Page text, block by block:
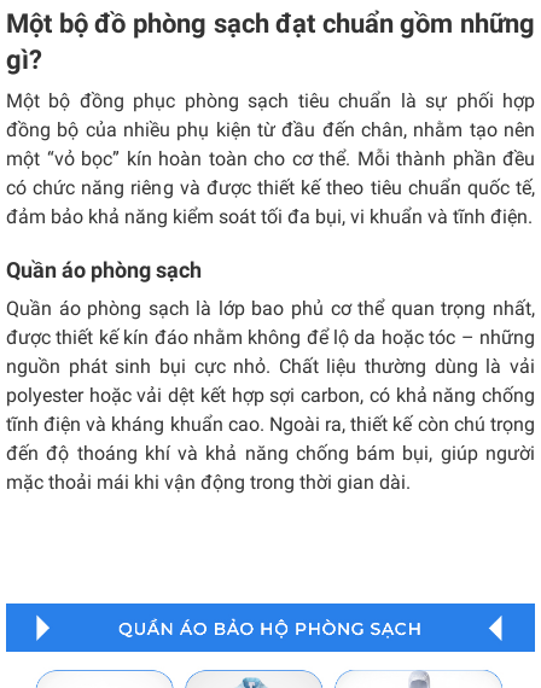
Một bộ đồ phòng sạch đạt chuẩn gồm những
gì?
Một bộ đồng phục phòng sạch tiêu chuẩn là sự phối hợp
đồng bộ của nhiều phụ kiện từ đầu đến chân, nhằm tạo nên
một “vỏ bọc” kín hoàn toàn cho cơ thể. Mỗi thành phần đều
có chức năng riêng và được thiết kế theo tiêu chuẩn quốc tế,
đảm bảo khả năng kiểm soát tối đa bụi, vi khuẩn và tĩnh điện.
Quần áo phòng sạch
Quần áo phòng sạch là lớp bao phủ cơ thể quan trọng nhất,
được thiết kế kín đáo nhằm không để lộ da hoặc tóc – những
nguồn phát sinh bụi cực nhỏ. Chất liệu thường dùng là vải
polyester hoặc vải dệt kết hợp sợi carbon, có khả năng chống
tĩnh điện và kháng khuẩn cao. Ngoài ra, thiết kế còn chú trọng
đến độ thoáng khí và khả năng chống bám bụi, giúp người
mặc thoải mái khi vận động trong thời gian dài.